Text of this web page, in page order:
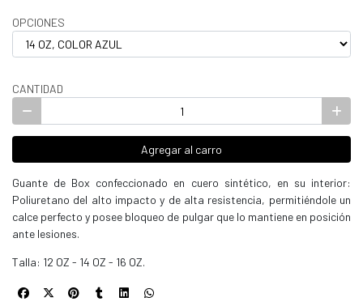
OPCIONES
CANTIDAD
Agregar al carro
Guante de Box confeccionado en cuero sintético, en su interior:
Poliuretano del alto impacto y de alta resistencia, permitiéndole un
calce perfecto y posee bloqueo de pulgar que lo mantiene en posición
ante lesiones.
Talla: 12 OZ - 14 OZ - 16 OZ.